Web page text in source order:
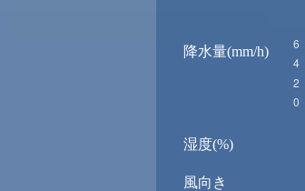
降水量(mm/h)
湿度(%)
風向き